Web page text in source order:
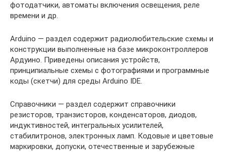
фотодатчики, автоматы включения освещения, реле
времени и др.
Arduino — раздел содержит радиолюбительские схемы и
конструкции выполненные на базе микроконтроллеров
Ардуино. Приведены описания устройств,
принципиальные схемы с фотографиями и программные
коды (скетчи) для среды Arduino IDE.
Справочники — раздел содержит справочники
резисторов, транзисторов, конденсаторов, диодов,
индуктивностей, интегральных усилителей,
стабилитронов, электронных ламп. Кодовые и цветовые
маркировки, допуски, отечественные и зарубежные